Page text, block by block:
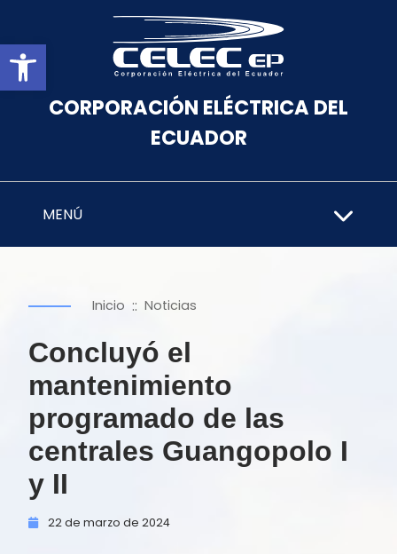
Abrir barra de herramientas
CORPORACIÓN ELÉCTRICA DEL
ECUADOR
MENÚ
Inicio :: Noticias
Concluyó el
mantenimiento
programado de las
centrales Guangopolo I
y II
22 de marzo de 2024